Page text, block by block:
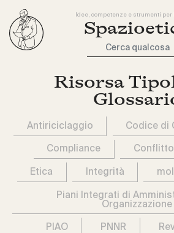
Idee, competenze e strumenti per
Cerca qualcosa
Risorsa
Antiriciclaggio Codice di
Compliance
Etica Integrità
Piani Integrati di
Organizzazione
PIAO PNNR